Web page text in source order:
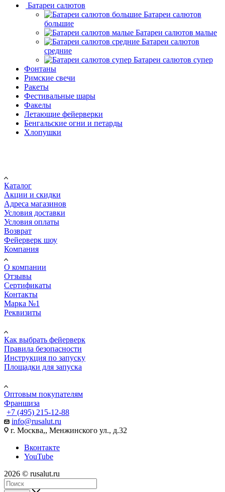
Батареи салютов
Батареи салютов
большие
Батареи салютов малые
Батареи салютов
средние
Батареи салютов супер
Фонтаны
Римские свечи
Ракеты
Фестивальные шары
Факелы
Летающие фейерверки
Бенгальские огни и петарды
Хлопушки
Каталог
Акции и скидки
Адреса магазинов
Условия доставки
Условия оплаты
Возврат
Фейерверк шоу
Компания
О компании
Отзывы
Сертификаты
Контакты
Марка №1
Реквизиты
Как выбрать фейерверк
Правила безопасности
Инструкция по запуску
Площадки для запуска
Оптовым покупателям
Франшиза
+7 (495) 215-12-88
info@rusalut.ru
г. Москва,, Менжинского ул., д.32
Вконтакте
YouTube
2026 © rusalut.ru